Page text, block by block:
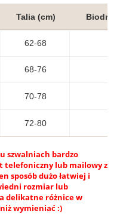
Talia (cm) Biodra
62-68
68-76
70-78
72-80
szwalniach bardzo
telefoniczny lub mailowy z
sposób dużo łatwiej i
rozmiar lub
delikatne różnice w
wymieniać :)